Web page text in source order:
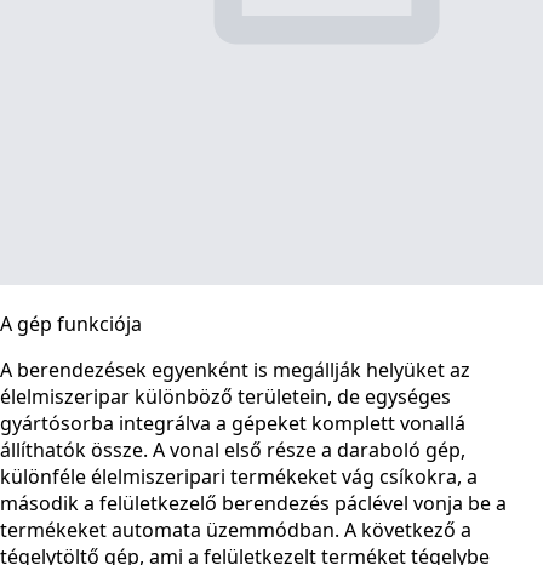
A gép funkciója
A berendezések egyenként is megállják helyüket az
élelmiszeripar különböző területein, de egységes
gyártósorba integrálva a gépeket komplett vonallá
állíthatók össze. A vonal első része a daraboló gép,
különféle élelmiszeripari termékeket vág csíkokra, a
második a felületkezelő berendezés páclével vonja be a
termékeket automata üzemmódban. A következő a
tégelytöltő gép, ami a felületkezelt terméket tégelybe